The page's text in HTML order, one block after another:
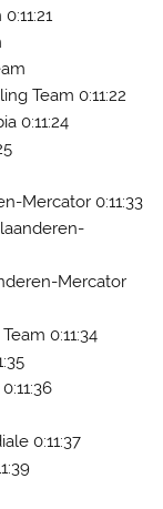
Team 0:11:22
0:11:24
Mercator 0:11:33
Mercator
0:11:34
0:11:37